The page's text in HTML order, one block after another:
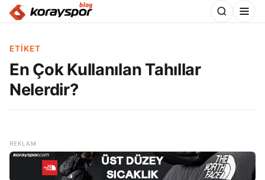
ETIKET
En Çok Kullanılan Tahıllar
Nelerdir?